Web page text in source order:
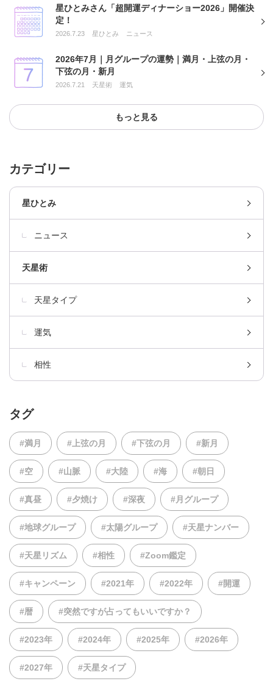
星ひとみさん「超開運ディナーショー2026」開催決
定！
2026.7.23 星ひとみ ニュース
2026年7月｜月グループの運勢｜満月・上弦の月・
下弦の月・新月
2026.7.21 天星術 運気
もっと見る
カテゴリー
星ひとみ
ニュース
天星術
天星タイプ
運気
相性
タグ
#満月 #上弦の月 #下弦の月 #新月
#空 #山脈 #大陸 #海 #朝日
#真昼 #夕焼け #深夜 #月グループ
#地球グループ #太陽グループ #天星ナンバー
#天星リズム #相性 #Zoom鑑定
#キャンペーン #2021年 #2022年 #開運
#暦 #突然ですが占ってもいいですか？
#2023年 #2024年 #2025年 #2026年
#2027年 #天星タイプ